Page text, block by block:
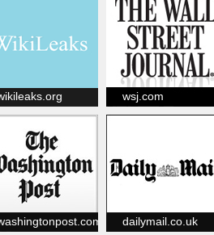
wsj.com
dailymail.co.uk